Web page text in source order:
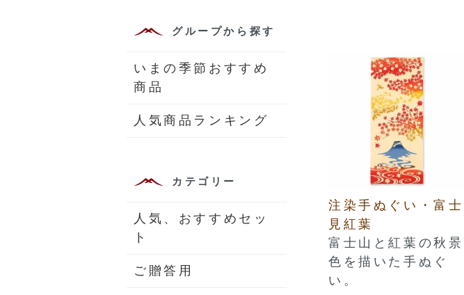
注染手ぬぐい・富士
見紅葉
富士山と紅葉の秋景
色を描いた手ぬぐ
い。
グループから探す
いまの季節おすすめ
商品
人気商品ランキング
カテゴリー
人気、おすすめセッ
ト
ご贈答用